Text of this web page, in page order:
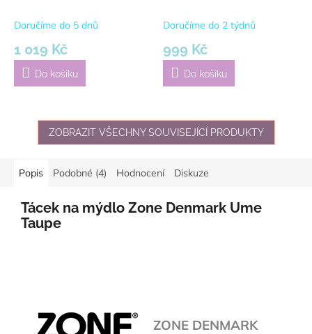
Doručíme do 5 dnů
1 019 Kč
Do košíku
Šedý
Doručíme do 2 týdnů
999 Kč
Do košíku
ZOBRAZIT VŠECHNY SOUVISEJÍCÍ PRODUKTY
Popis Podobné (4) Hodnocení Diskuze
Tácek na mýdlo Zone Denmark Ume
Taupe
ZONE DENMARK